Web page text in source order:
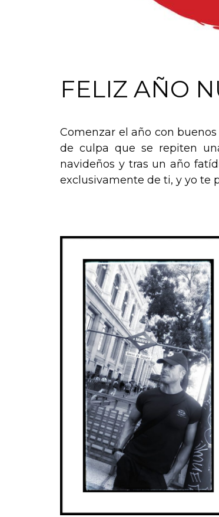
FELIZ AÑO
Comenzar el año con
de culpa que se repiten
navideños y tras un año
exclusivamente de ti, y yo te